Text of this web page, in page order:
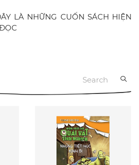
LÀ NHỮNG CUỐN SÁCH HIỆN